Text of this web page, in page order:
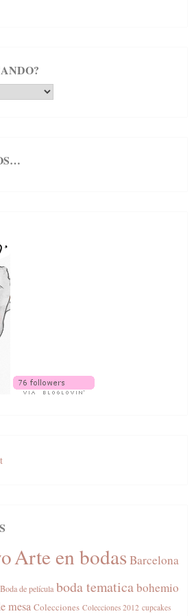
Arte en bodas Barcelona
Boda de película boda tematicabohemio
mesa Colecciones Colecciones 2012 cupcakes